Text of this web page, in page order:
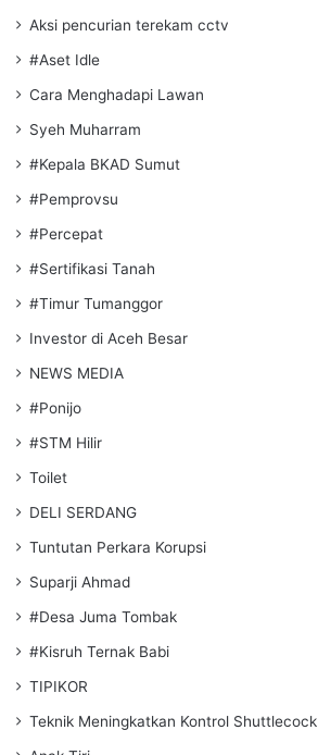
Aksi pencurian terekam cctv
#Aset Idle
Cara Menghadapi Lawan
Syeh Muharram
#Kepala BKAD Sumut
#Pemprovsu
#Percepat
#Sertifikasi Tanah
#Timur Tumanggor
Investor di Aceh Besar
NEWS MEDIA
#Ponijo
#STM Hilir
Toilet
DELI SERDANG
Tuntutan Perkara Korupsi
Suparji Ahmad
#Desa Juma Tombak
#Kisruh Ternak Babi
TIPIKOR
Teknik Meningkatkan Kontrol Shuttlecock